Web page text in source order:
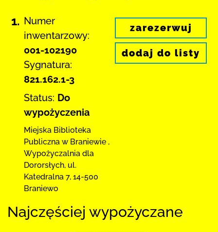
1. Numer
inwentarzowy:
001-102190
Sygnatura:
821.162.1-3
Status: Do
wypożyczenia
Miejska Biblioteka
Publiczna w Braniewie ,
Wypożyczalnia dla
Dororsłych, ul.
Katedralna 7, 14-500
Braniewo
zarezerwuj
dodaj do listy
Najczęściej wypożyczane